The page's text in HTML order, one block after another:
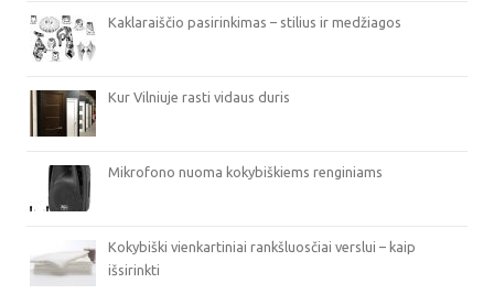
Kaklaraiščio pasirinkimas – stilius ir medžiagos
Kur Vilniuje rasti vidaus duris
Mikrofono nuoma kokybiškiems renginiams
Kokybiški vienkartiniai rankšluosčiai verslui – kaip
išsirinkti